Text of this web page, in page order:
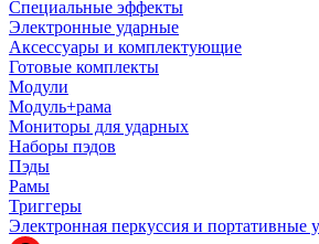
Специальные эффекты
Электронные ударные
Аксессуары и комплектующие
Готовые комплекты
Модули
Модуль+рама
Мониторы для ударных
Наборы пэдов
Пэды
Рамы
Триггеры
Электронная перкуссия и портативные